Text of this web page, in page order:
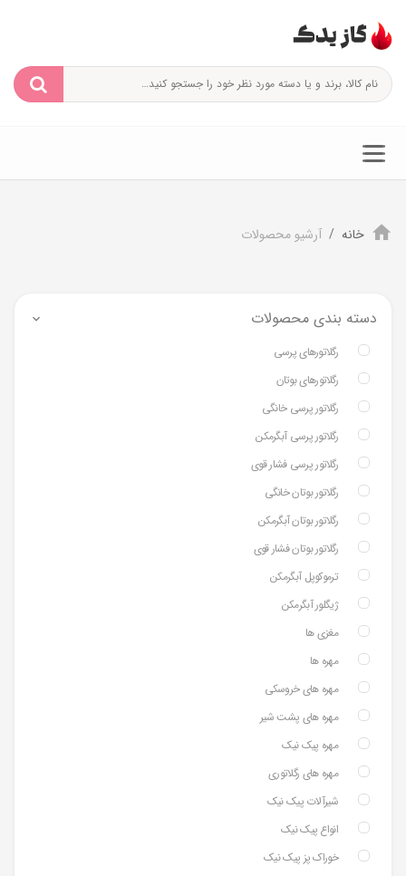
خانه آرشیو محصولات
دسته بندی محصولات
رگلاتورهای پرسی
رگلاتورهای بوتان
رگلاتور پرسی خانگی
رگلاتور پرسی آبگرمکن
رگلاتور پرسی فشار قوی
رگلاتور بوتان خانگی
رگلاتور بوتان آبگرمکن
رگلاتور بوتان فشار قوی
ترموکوپل آبگرمکن
ژیگلور آبگرمکن
مغزی ها
مهره ها
مهره های خروسکی
مهره های پشت شیر
مهره پیک نیک
مهره های رگلاتوری
شیرآلات پیک نیک
انواع پیک نیک
خوراک پز پیک نیک